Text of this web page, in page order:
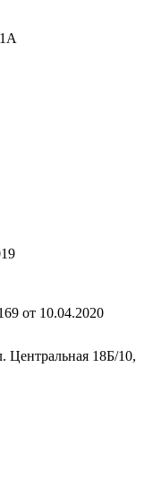
от 10.04.2020
Центральная 18Б/10,